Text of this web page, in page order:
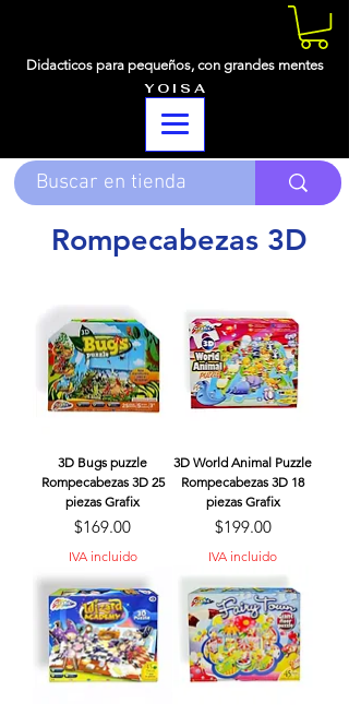
Didacticos para pequeños, con grandes mentes
Y O I S A
Rompecabezas 3D
3D Bugs puzzle
Rompecabezas 3D 25
piezas Grafix
Precio
$169.00
IVA incluido
3D World Animal Puzzle
Rompecabezas 3D 18
piezas Grafix
Precio
$199.00
IVA incluido